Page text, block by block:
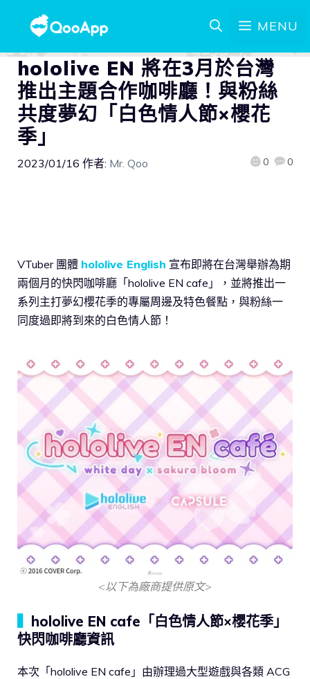
MENU
hololive EN 將在3月於台灣
推出主題合作咖啡廳！與粉絲
共度夢幻「白色情人節×櫻花
季」
2023/01/16 作者: Mr. Qoo 0 0
VTuber 團體 hololive English 宣布即將在台灣舉辦為期
兩個月的快閃咖啡廳「hololive EN cafe」，並將推出一
系列主打夢幻櫻花季的專屬周邊及特色餐點，與粉絲一
同度過即將到來的白色情人節！
<以下為廠商提供原文>
hololive EN cafe「白色情人節×櫻花季」
快閃咖啡廳資訊
本次「hololive EN cafe」由辦理過大型遊戲與各類 ACG